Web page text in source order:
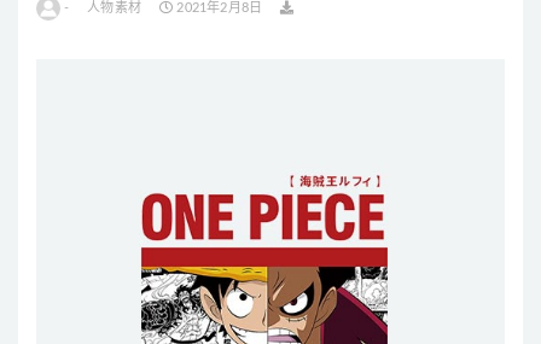
- 人物素材 2021年2月8日